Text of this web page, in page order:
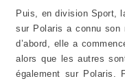
Puis, en division Sport,
sur Polaris a connu son
d’abord, elle a
alors que les autres
également sur Polaris.